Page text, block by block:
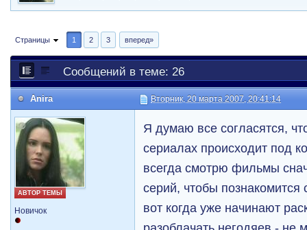
Страницы 1 2 3 вперед»
Сообщений в теме: 26
Anira Вторник, 20 марта 2007, 20:41:14
АВТОР ТЕМЫ
Новичок
Я думаю все согласятся,
сериалах происходит под
всегда смотрю фильмы
серий, чтобы
вот когда уже начинают